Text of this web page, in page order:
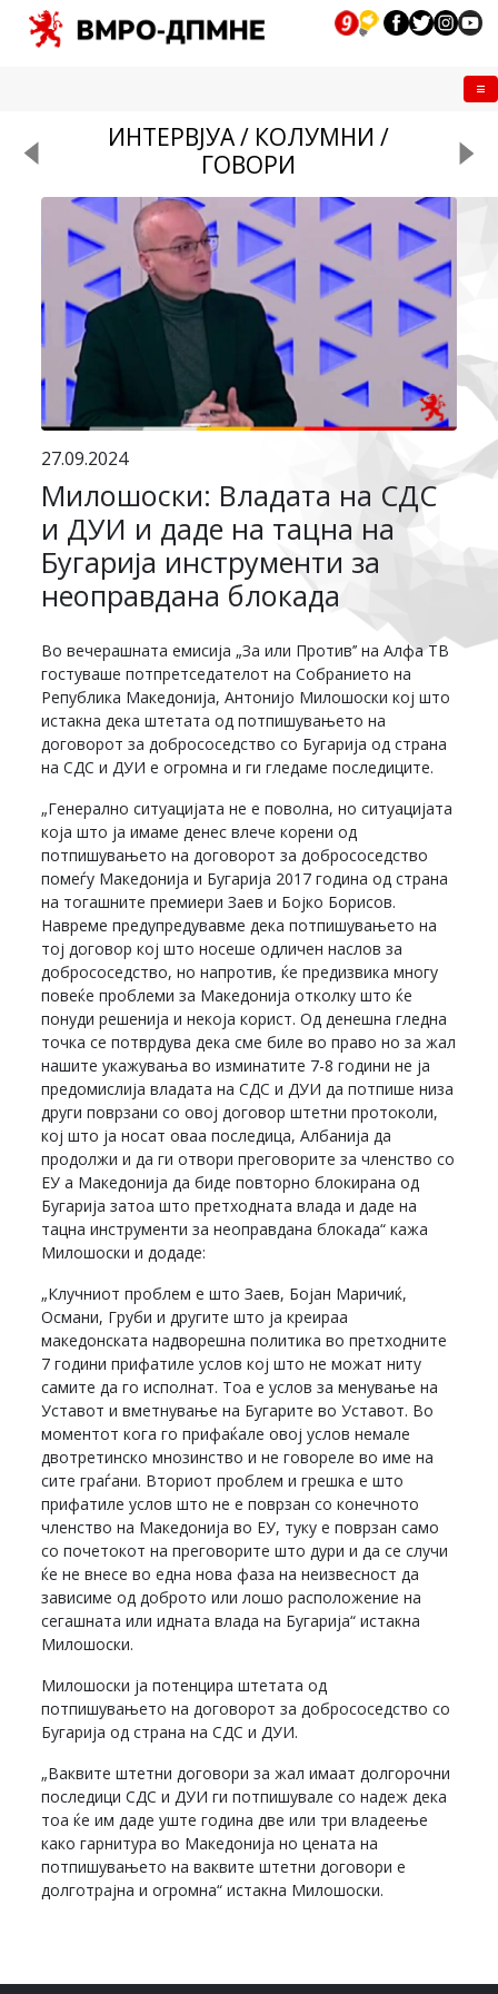
ИНТЕРВЈУА / КОЛУМНИ /
ГОВОРИ
27.09.2024
Милошоски: Владата на СДС
и ДУИ и даде на тацна на
Бугарија инструменти за
неоправдана блокада
Во вечерашната емисија „За или Против’’ на Алфа ТВ
гостуваше потпретседателот на Собранието на
Република Македонија, Антонијо Милошоски кој што
истакна дека штетата од потпишувањето на
договорот за добрососедство со Бугарија од страна
на СДС и ДУИ е огромна и ги гледаме последиците.
„Генерално ситуацијата не е поволна, но ситуацијата
која што ја имаме денес влече корени од
потпишувањето на договорот за добрососедство
помеѓу Македонија и Бугарија 2017 година од страна
на тогашните премиери Заев и Бојко Борисов.
Навреме предупредувавме дека потпишувањето на
тој договор кој што носеше одличен наслов за
добрососедство, но напротив, ќе предизвика многу
повеќе проблеми за Македонија отколку што ќе
понуди решенија и некоја корист. Од денешна гледна
точка се потврдува дека сме биле во право но за жал
нашите укажувања во изминатите 7-8 години не ја
предомислија владата на СДС и ДУИ да потпише низа
други поврзани со овој договор штетни протоколи,
кој што ја носат оваа последица, Албанија да
продолжи и да ги отвори преговорите за членство со
ЕУ а Македонија да биде повторно блокирана од
Бугарија затоа што претходната влада и даде на
тацна инструменти за неоправдана блокада“ кажа
Милошоски и додаде:
„Клучниот проблем е што Заев, Бојан Маричиќ,
Османи, Груби и другите што ја креираа
македонската надворешна политика во претходните
7 години прифатиле услов кој што не можат ниту
самите да го исполнат. Тоа е услов за менување на
Уставот и вметнување на Бугарите во Уставот. Во
моментот кога го прифаќале овој услов немале
двотретинско мнозинство и не говореле во име на
сите граѓани. Вториот проблем и грешка е што
прифатиле услов што не е поврзан со конечното
членство на Македонија во ЕУ, туку е поврзан само
со почетокот на преговорите што дури и да се случи
ќе не внесе во една нова фаза на неизвесност да
зависиме од доброто или лошо расположение на
сегашната или идната влада на Бугарија“ истакна
Милошоски.
Милошоски ја потенцира штетата од
потпишувањето на договорот за добрососедство со
Бугарија од страна на СДС и ДУИ.
„Ваквите штетни договори за жал имаат долгорочни
последици СДС и ДУИ ги потпишувале со надеж дека
тоа ќе им даде уште година две или три владеење
како гарнитура во Македонија но цената на
потпишувањето на ваквите штетни договори е
долготрајна и огромна“ истакна Милошоски.